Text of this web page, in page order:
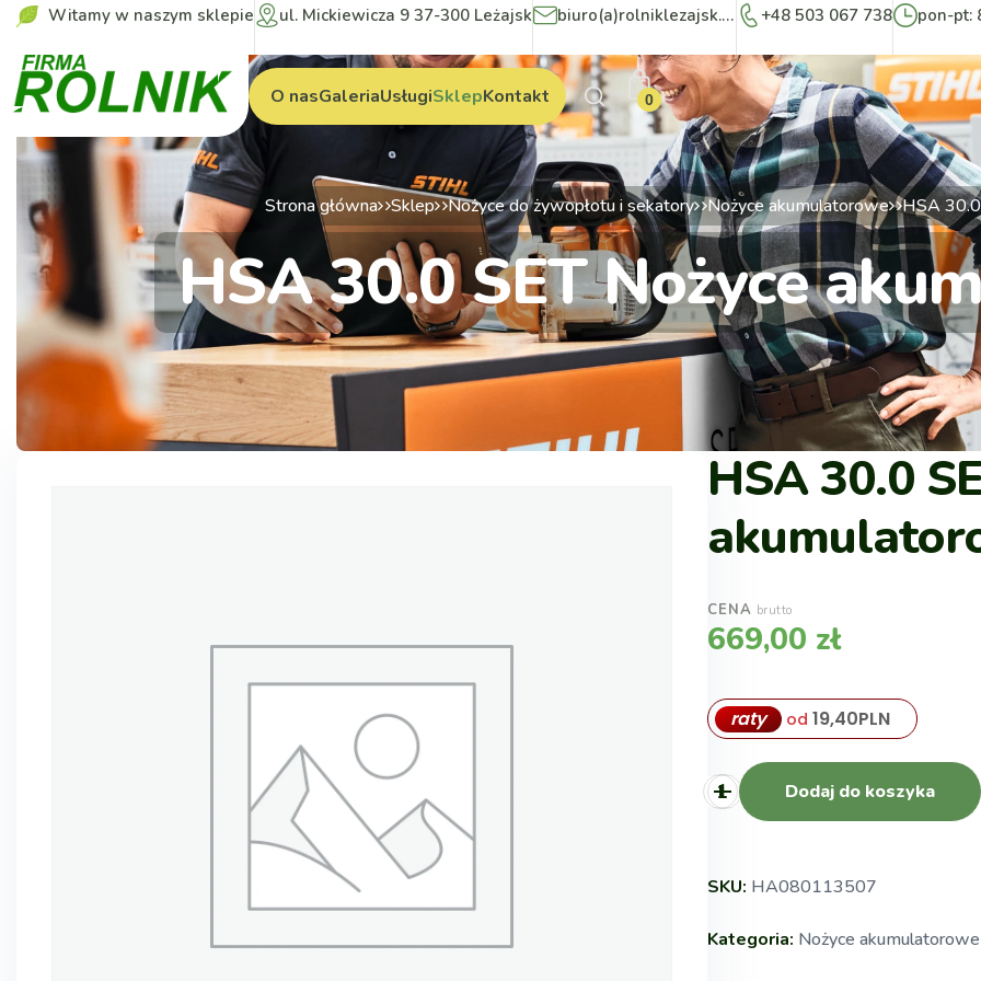
Witamy w naszym sklepie ul. Mickiewicza 9 37-300 Leżajsk biuro(a)rolniklezajsk.pl +48 503 067 738 pon-pt:
O nasGaleriaUsługiSklepKontakt 0
Strona główna Sklep Nożyce do żywopłotu i sekatory Nożyce akumulatorowe HSA
HSA 30.0 SET Nożyce
HSA 30.0
CENA brutto
669,00 zł
raty od 19,40PLN
Dodaj do koszyka
SKU: HA080113507
Kategoria: Nożyce akumulatorowe